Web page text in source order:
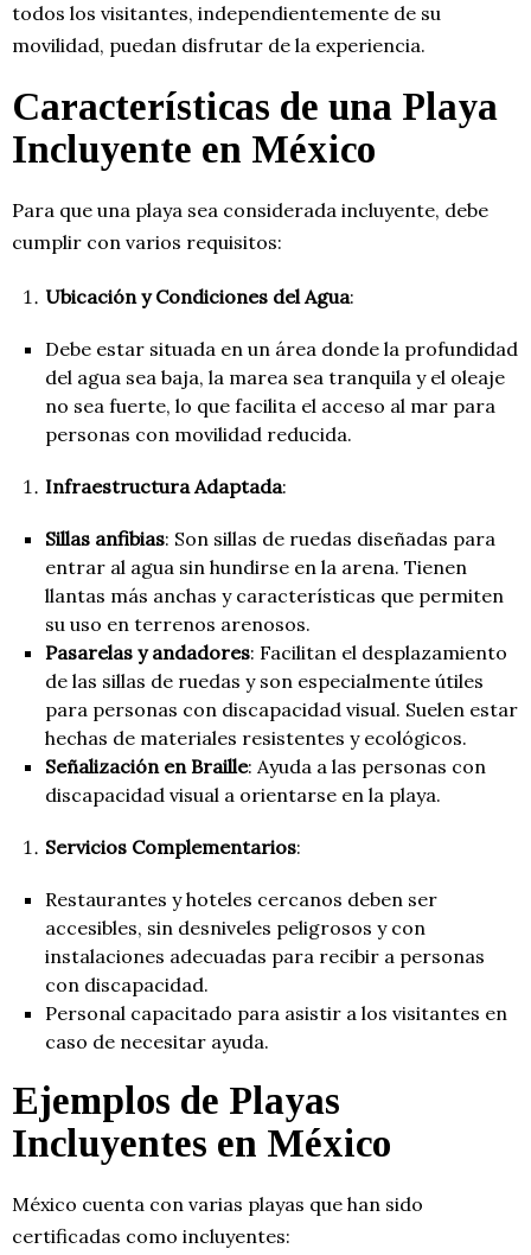
todos los visitantes, independientemente de su
movilidad, puedan disfrutar de la experiencia.
Características de una Playa
Incluyente en México
Para que una playa sea considerada incluyente, debe
cumplir con varios requisitos:
Ubicación y Condiciones del Agua:
Debe estar situada en un área donde la profundidad
del agua sea baja, la marea sea tranquila y el oleaje
no sea fuerte, lo que facilita el acceso al mar para
personas con movilidad reducida.
Infraestructura Adaptada:
Sillas anfibias: Son sillas de ruedas diseñadas para
entrar al agua sin hundirse en la arena. Tienen
llantas más anchas y características que permiten
su uso en terrenos arenosos.
Pasarelas y andadores: Facilitan el desplazamiento
de las sillas de ruedas y son especialmente útiles
para personas con discapacidad visual. Suelen estar
hechas de materiales resistentes y ecológicos.
Señalización en Braille: Ayuda a las personas con
discapacidad visual a orientarse en la playa.
Servicios Complementarios:
Restaurantes y hoteles cercanos deben ser
accesibles, sin desniveles peligrosos y con
instalaciones adecuadas para recibir a personas
con discapacidad.
Personal capacitado para asistir a los visitantes en
caso de necesitar ayuda.
Ejemplos de Playas
Incluyentes en México
México cuenta con varias playas que han sido
certificadas como incluyentes: